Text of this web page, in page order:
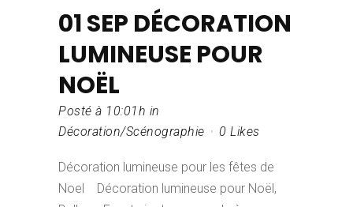
01 SEP DÉCORATION
LUMINEUSE POUR
NOËL
Posté à 10:01h in
Décoration/Scénographie
0 Likes
Décoration lumineuse pour les fêtes de
Noel Décoration lumineuse pour Noël,